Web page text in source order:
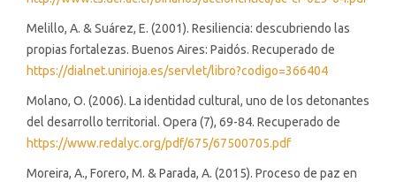
Melillo, A. & Suárez, E. (2001). Resiliencia: descubriendo las
propias fortalezas. Buenos Aires: Paidós. Recuperado de
https://dialnet.unirioja.es/servlet/libro?codigo=366404
Molano, O. (2006). La identidad cultural, uno de los detonantes
del desarrollo territorial. Opera (7), 69-84. Recuperado de
https://www.redalyc.org/pdf/675/67500705.pdf
Moreira, A., Forero, M. & Parada, A. (2015). Proceso de paz en